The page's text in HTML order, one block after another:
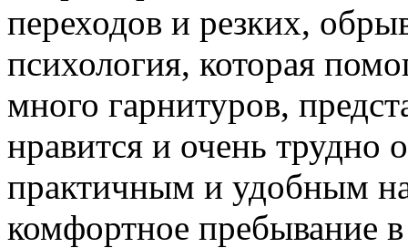
переходов и резких,
психология, которая
много гарнитуров,
нравится и очень трудно
практичным и удобным
комфортное пребывание